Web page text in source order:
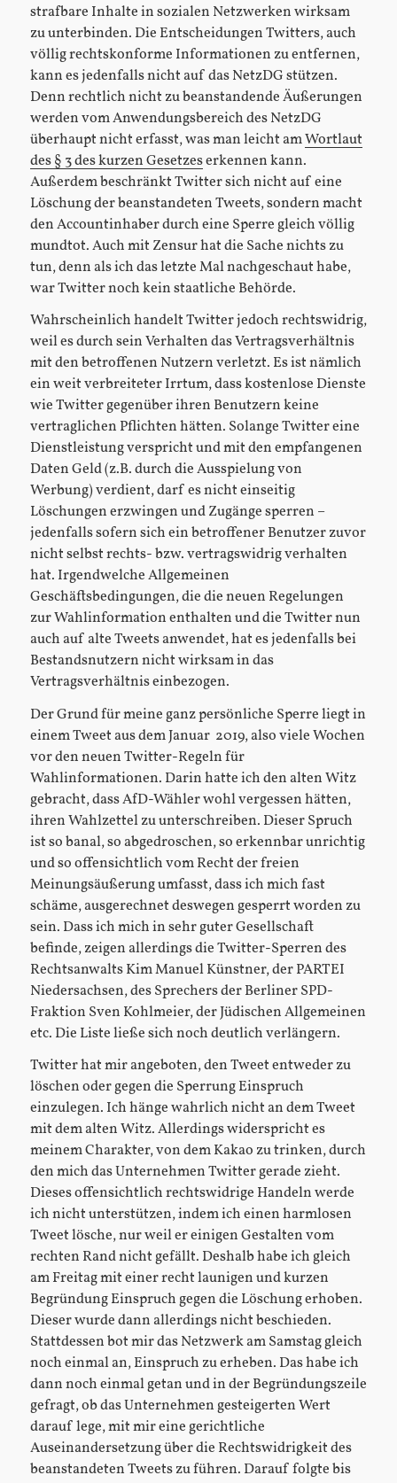
strafbare Inhalte in sozialen Netzwerken wirksam
zu unterbinden. Die Entscheidungen Twitters, auch
völlig rechtskonforme Informationen zu entfernen,
kann es jedenfalls nicht auf das NetzDG stützen.
Denn rechtlich nicht zu beanstandende Äußerungen
werden vom Anwendungsbereich des NetzDG
überhaupt nicht erfasst, was man leicht amWortlaut
des § 3 des kurzen Gesetzeserkennen kann.
Außerdem beschränkt Twitter sich nicht auf eine
Löschung der beanstandeten Tweets, sondern macht
den Accountinhaber durch eine Sperre gleich völlig
mundtot. Auch mit Zensur hat die Sache nichts zu
tun, denn als ich das letzte Mal nachgeschaut habe,
war Twitter noch kein staatliche Behörde.
Wahrscheinlich handelt Twitter jedoch rechtswidrig,
weil es durch sein Verhalten das Vertragsverhältnis
mit den betroffenen Nutzern verletzt. Es ist nämlich
ein weit verbreiteter Irrtum, dass kostenlose Dienste
wie Twitter gegenüber ihren Benutzern keine
vertraglichen Pflichten hätten. Solange Twitter eine
Dienstleistung verspricht und mit den empfangenen
Daten Geld (z.B. durch die Ausspielung von
Werbung) verdient, darf es nicht einseitig
Löschungen erzwingen und Zugänge sperren –
jedenfalls sofern sich ein betroffener Benutzer zuvor
nicht selbst rechts- bzw. vertragswidrig verhalten
hat. Irgendwelche Allgemeinen
Geschäftsbedingungen, die die neuen Regelungen
zur Wahlinformation enthalten und die Twitter nun
auch auf alte Tweets anwendet, hat es jedenfalls bei
Bestandsnutzern nicht wirksam in das
Vertragsverhältnis einbezogen.
Der Grund für meine ganz persönliche Sperre liegt in
einem Tweet aus dem Januar 2019, also viele Wochen
vor den neuen Twitter-Regeln für
Wahlinformationen. Darin hatte ich den alten Witz
gebracht, dass AfD-Wähler wohl vergessen hätten,
ihren Wahlzettel zu unterschreiben. Dieser Spruch
ist so banal, so abgedroschen, so erkennbar unrichtig
und so offensichtlich vom Recht der freien
Meinungsäußerung umfasst, dass ich mich fast
schäme, ausgerechnet deswegen gesperrt worden zu
sein. Dass ich mich in sehr guter Gesellschaft
befinde, zeigen allerdings die Twitter-Sperren des
Rechtsanwalts Kim Manuel Künstner, der PARTEI
Niedersachsen, des Sprechers der Berliner SPD-
Fraktion Sven Kohlmeier, der Jüdischen Allgemeinen
etc. Die Liste ließe sich noch deutlich verlängern.
Twitter hat mir angeboten, den Tweet entweder zu
löschen oder gegen die Sperrung Einspruch
einzulegen. Ich hänge wahrlich nicht an dem Tweet
mit dem alten Witz. Allerdings widerspricht es
meinem Charakter, von dem Kakao zu trinken, durch
den mich das Unternehmen Twitter gerade zieht.
Dieses offensichtlich rechtswidrige Handeln werde
ich nicht unterstützen, indem ich einen harmlosen
Tweet lösche, nur weil er einigen Gestalten vom
rechten Rand nicht gefällt. Deshalb habe ich gleich
am Freitag mit einer recht launigen und kurzen
Begründung Einspruch gegen die Löschung erhoben.
Dieser wurde dann allerdings nicht beschieden.
Stattdessen bot mir das Netzwerk am Samstag gleich
noch einmal an, Einspruch zu erheben. Das habe ich
dann noch einmal getan und in der Begründungszeile
gefragt, ob das Unternehmen gesteigerten Wert
darauf lege, mit mir eine gerichtliche
Auseinandersetzung über die Rechtswidrigkeit des
beanstandeten Tweets zu führen. Darauf folgte bis